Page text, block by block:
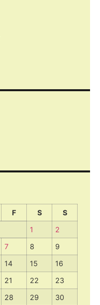
F S
S
1
2
7 8
9
14 15
16
21 22
23
28 29
30